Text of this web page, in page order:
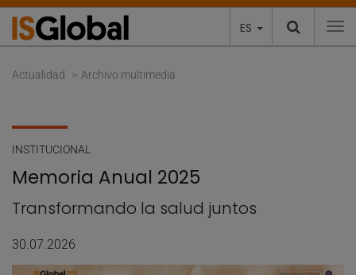
ES
Actualidad Archivo multimedia
INSTITUCIONAL
Memoria Anual 2025
Transformando la salud juntos
30.07.2026